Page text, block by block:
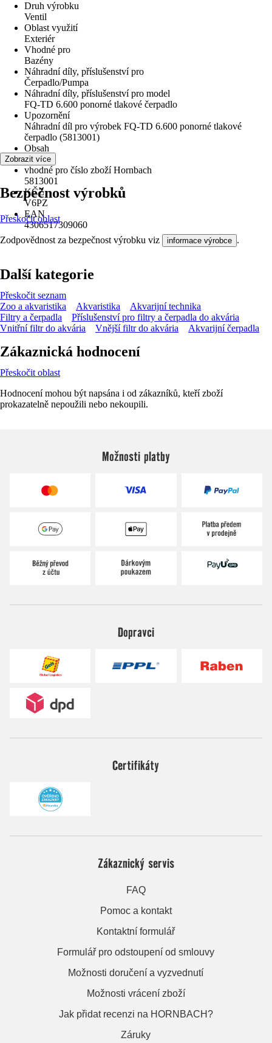
Druh výrobku
Ventil
Oblast využití
Exteriér
Vhodné pro
Bazény
Náhradní díly, příslušenství pro
Čerpadlo/Pumpa
Náhradní díly, příslušenství pro model
FQ-TD 6.600 ponorné tlakové čerpadlo
Upozornění
Náhradní díl pro výrobek FQ-TD 6.600 ponorné tlakové
čerpadlo (5813001)
Obsah
1 Kus
vhodné pro číslo zboží Hornbach
5813001
KČZ
V6PZ
EAN
4306517309060
Zobrazit více
Bezpečnost výrobků
Přeskočit oblast
Zodpovědnost za bezpečnost výrobku viz informace výrobce .
Další kategorie
Přeskočit seznam
Zoo a akvaristika
Akvaristika
Akvarijní technika
Filtry a čerpadla
Příslušenství pro filtry a čerpadla do akvária
Vnitřní filtr do akvária
Vnější filtr do akvária Akvarijní čerpadla
Zákaznická hodnocení
Přeskočit oblast
Hodnocení mohou být napsána i od zákazníků, kteří zboží
prokazatelně nepoužili nebo nekoupili.
Možnosti platby
Dopravci
Certifikáty
Zákaznický servis
FAQ
Pomoc a kontakt
Kontaktní formulář
Formulář pro odstoupení od smlouvy
Možnosti doručení a vyzvednutí
Možnosti vrácení zboží
Jak přidat recenzi na HORNBACH?
Záruky